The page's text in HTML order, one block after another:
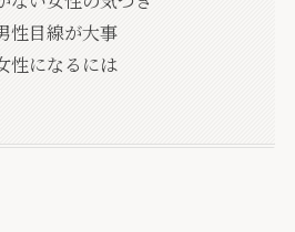
性目線が大事
性になるには